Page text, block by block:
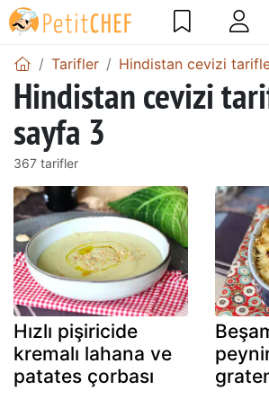
Tarifler Hindistan cevizi
Hindistan cevizi
sayfa 3
367 tarifler
Hızlı pişiricide
kremalı lahana ve
patates çorbası